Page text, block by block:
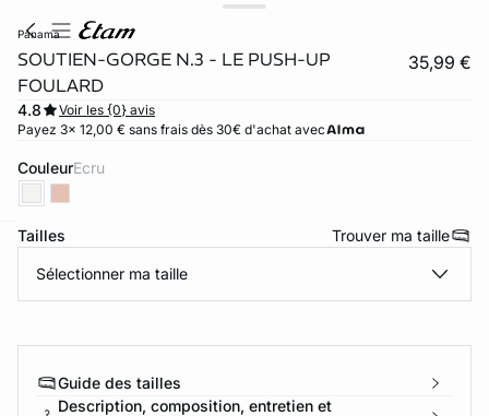
panama
SOUTIEN-GORGE N.3 - LE PUSH-UP
FOULARD
35,99 €
4.8
Voir les {0} avis
Payez 3x 12,00 € sans frais dès 30€ d'achat avec
Couleur ecru
Tailles Trouver ma taille
Sélectionner ma taille
Guide des tailles
Description, composition, entretien et